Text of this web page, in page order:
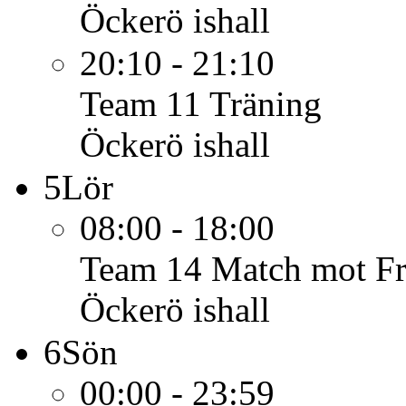
Öckerö ishall
20:10 - 21:10
Team 11 Träning
Öckerö ishall
5Lör
08:00 - 18:00
Team 14 Match mot
Öckerö ishall
6Sön
00:00 - 23:59